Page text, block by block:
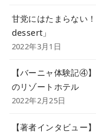
甘党にはたまらない
dessert」
2022年3月1日
【バーニャ体験記④
のリゾートホテル
2022年2月25日
【著者インタビュー